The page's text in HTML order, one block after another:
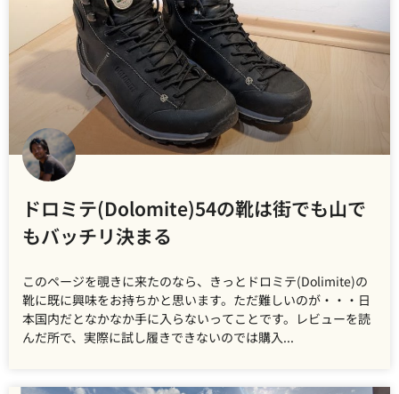
ドロミテ(Dolomite)54の靴は街でも山で
もバッチリ決まる
このページを覗きに来たのなら、きっとドロミテ(Dolimite)の
靴に既に興味をお持ちかと思います。ただ難しいのが・・・日
本国内だとなかなか手に入らないってことです。レビューを読
んだ所で、実際に試し履きできないのでは購入